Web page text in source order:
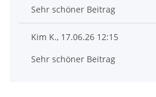
Sehr schöner Beitrag
Kim K., 17.06.26 12:15
Sehr schöner Beitrag